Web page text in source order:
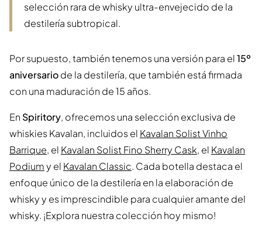
selección rara de whisky ultra-envejecido de la
destilería subtropical.
Por supuesto, también tenemos una versión para el15º
aniversariode la destilería, que también está firmada
con una maduración de 15 años.
En Spiritory, ofrecemos una selección exclusiva de
whiskies Kavalan, incluidos el Kavalan Solist Vinho
Barrique, el Kavalan Solist Fino Sherry Cask, el Kavalan
Podiumy el Kavalan Classic. Cada botella destaca el
enfoque único de la destilería en la elaboración de
whisky y es imprescindible para cualquier amante del
whisky. ¡Explora nuestra colección hoy mismo!